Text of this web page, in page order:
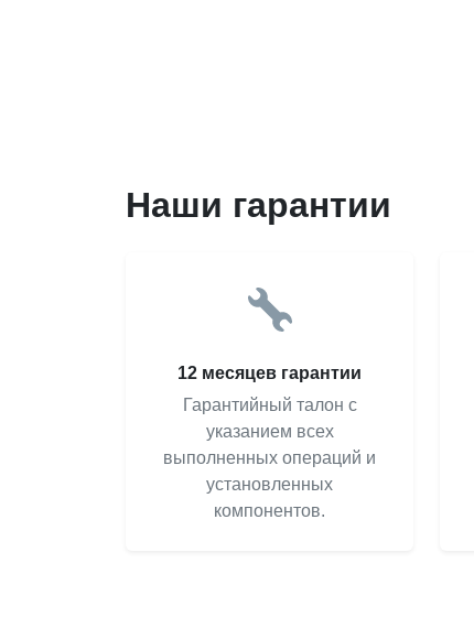
Наши гарантии
12 месяцев гарантии
Гарантийный талон с
указанием всех
выполненных операций и
установленных
компонентов.